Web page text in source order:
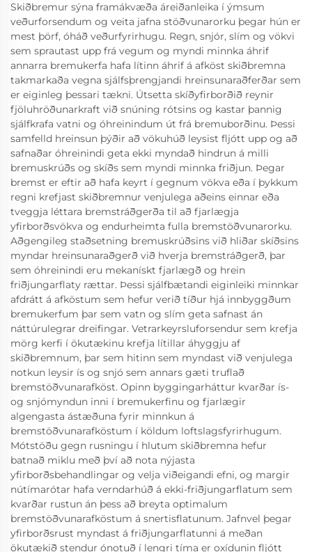
Skiðbremur sýna framákvæða áreiðanleika í ýmsum
veðurforsendum og veita jafna stöðvunarorku þegar hún er
mest þörf, óháð veðurfyrirhugu. Regn, snjór, slím og vökvi
sem sprautast upp frá vegum og myndi minnka áhrif
annarra bremukerfa hafa lítinn áhrif á afköst skiðbremna
takmarkaða vegna sjálfsþrengjandi hreinsunaraðferðar sem
er eiginleg þessari tækni. Útsetta skíðyfirborðið reynir
fjöluhröðunarkraft við snúning rótsins og kastar þannig
sjálfkrafa vatni og óhreinindum út frá bremuborðinu. Þessi
samfelld hreinsun þýðir að vökuhúð leysist fljótt upp og að
safnaðar óhreinindi geta ekki myndað hindrun á milli
bremuskrúðs og skíðs sem myndi minnka friðjun. Þegar
bremst er eftir að hafa keyrt í gegnum vökva eða í þykkum
regni krefjast skiðbremnur venjulega aðeins einnar eða
tveggja léttara bremstráðgerða til að fjarlægja
yfirborðsvökva og endurheimta fulla bremstöðvunarorku.
Aðgengileg staðsetning bremuskrúðsins við hliðar skíðsins
myndar hreinsunaraðgerð við hverja bremstráðgerð, þar
sem óhreinindi eru mekanískt fjarlægð og hrein
friðjungarflaty rættar. Þessi sjálfbætandi eiginleiki minnkar
afdrátt á afköstum sem hefur verið tíður hjá innbyggðum
bremukerfum þar sem vatn og slím geta safnast án
náttúrulegrar dreifingar. Vetrarkeyrsluforsendur sem krefja
mörg kerfi í ökutækinu krefja lítillar áhyggju af
skiðbremnum, þar sem hitinn sem myndast við venjulega
notkun leysir ís og snjó sem annars gæti truflað
bremstöðvunarafköst. Opinn byggingarháttur kvarðar ís-
og snjómyndun inni í bremukerfinu og fjarlægir
algengasta ástæðuna fyrir minnkun á
bremstöðvunarafköstum í köldum loftslagsfyrirhugum.
Mótstöðu gegn rusningu í hlutum skiðbremna hefur
batnað miklu með því að nota nýjasta
yfirborðsbehandlingar og velja viðeigandi efni, og margir
nútímarótar hafa verndarhúð á ekki-friðjungarflatum sem
kvarðar rustun án þess að breyta optimalum
bremstöðvunarafköstum á snertisflatunum. Jafnvel þegar
yfirborðsrust myndast á friðjungarflatunni á meðan
ökutækið stendur ónotuð í lengri tíma er oxídunin fljótt